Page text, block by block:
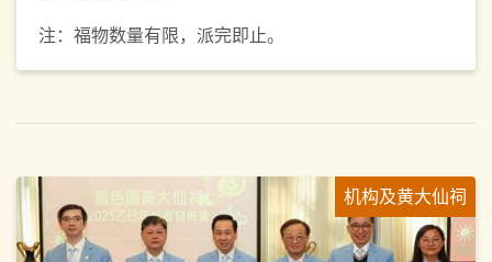
注：福物数量有限，派完即止。
机构及黄大仙祠